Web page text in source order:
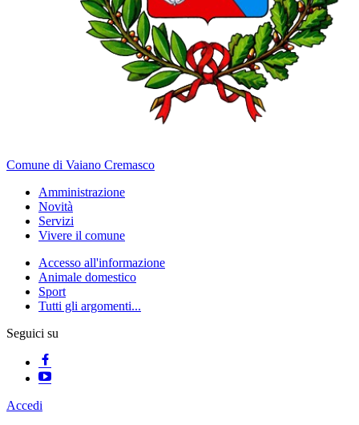
Comune di Vaiano Cremasco
Amministrazione
Novità
Servizi
Vivere il comune
Accesso all'informazione
Animale domestico
Sport
Tutti gli argomenti...
Seguici su
Accedi